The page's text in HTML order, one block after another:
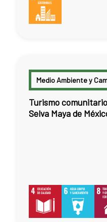
Medio Ambiente y
Turismo
Selva Maya de